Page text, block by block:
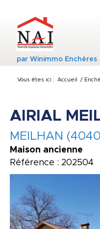
parWinimmo Enchères
Vous êtes ici : Accueil /
AIRIAL
MEILHAN
Maison ancienne
Référence : 202504